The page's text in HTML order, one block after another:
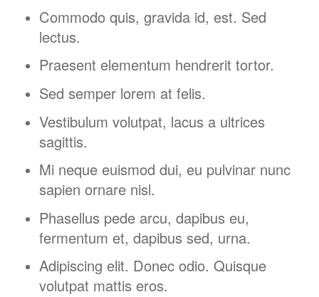
Commodo quis, gravida id, est. Sed
lectus.
Praesent elementum hendrerit tortor.
Sed semper lorem at felis.
Vestibulum volutpat, lacus a ultrices
sagittis.
Mi neque euismod dui, eu pulvinar nunc
sapien ornare nisl.
Phasellus pede arcu, dapibus eu,
fermentum et, dapibus sed, urna.
Adipiscing elit. Donec odio. Quisque
volutpat mattis eros.